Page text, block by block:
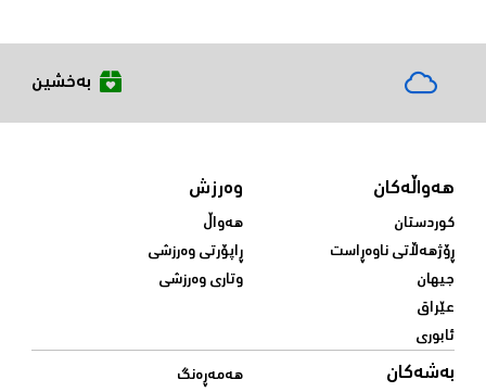
بەخشین
هەواڵەکان
کوردستان
ڕۆژهەڵاتی ناوەڕاست
جیهان
عێراق
ئابوری
وەرزش
هەواڵ
ڕاپۆرتی وەرزشی
وتاری وەرزشی
بەشەکان
هەمەڕەنگ